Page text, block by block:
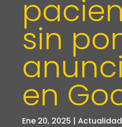
sin
en
Ene 20, 2025 | Actualidad